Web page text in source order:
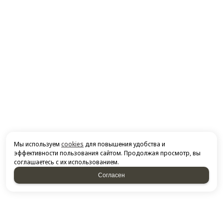
Мы используем cookies для повышения удобства и
эффективности пользования сайтом. Продолжая просмотр, вы
соглашаетесь с их использованием.
Согласен